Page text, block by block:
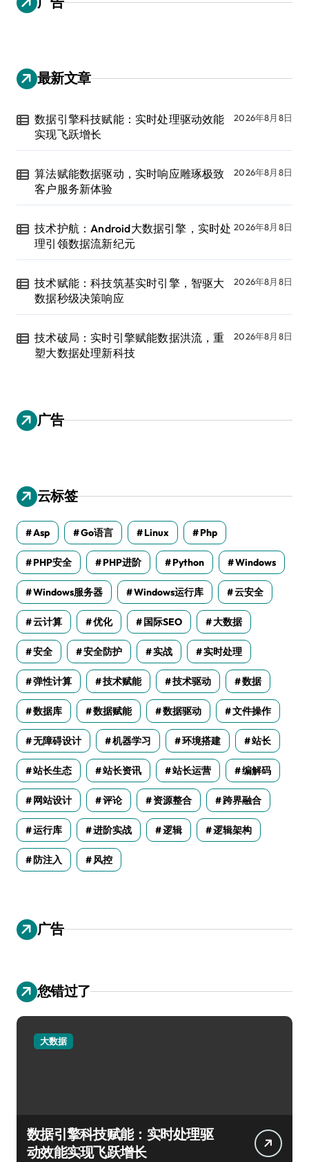
最新文章
数据引擎科技赋能：实时处理驱动效能
实现飞跃增长
2026年8月8日
算法赋能数据驱动，实时响应雕琢极致
客户服务新体验
2026年8月8日
技术护航：Android大数据引擎，实时处
理引领数据流新纪元
2026年8月8日
技术赋能：科技筑基实时引擎，智驱大
数据秒级决策响应
2026年8月8日
技术破局：实时引擎赋能数据洪流，重
塑大数据处理新科技
2026年8月8日
广告
云标签
Asp Go语言 Linux Php
PHP安全 PHP进阶 Python Windows
Windows服务器 Windows运行库 云安全
云计算 优化 国际SEO 大数据
安全 安全防护 实战 实时处理
弹性计算 技术赋能 技术驱动 数据
数据库 数据赋能 数据驱动 文件操作
无障碍设计 机器学习 环境搭建 站长
站长生态 站长资讯 站长运营 编解码
网站设计 评论 资源整合 跨界融合
运行库 进阶实战 逻辑 逻辑架构
防注入 风控
广告
您错过了
大数据
数据引擎科技赋能：实时处理驱
动效能实现飞跃增长